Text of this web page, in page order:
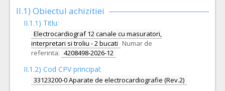
II.1) Obiectul achizitiei
II.1.1) Titlu:
Electrocardiograf 12 canale cu masuratori,
interpretari si troliu - 2 bucati Numar de
referinta: 4208498-2026-12
II.1.2) Cod CPV principal:
33123200-0 Aparate de electrocardiografie (Rev.2)